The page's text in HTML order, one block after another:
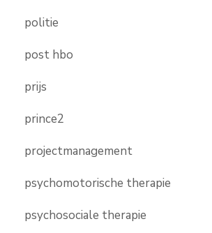
politie
post hbo
prijs
prince2
projectmanagement
psychomotorische therapie
psychosociale therapie